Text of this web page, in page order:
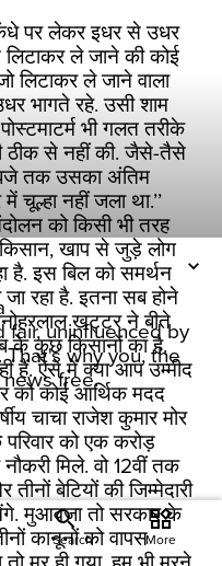
uninfluenced by
why you, the
free.
पर लेकर इधर से उधर
लिटाकर ले जाने की कोई
लिटाकर ले जाने वाला
भागते रहे. उसी शाम
भी गलत तरीके
ठीक से नहीं की. जैसे-तैसे
तक उसका अंतिम
चूल्हा नहीं जला था.’’
को किसी भी तरह
किसान, खाप से जुड़े लोग
है. इस बिल को समर्थन
रहा है. इतना सब होने
खट्टर ने बीते
के कुछ किसानों का है.
हैं. ऐसे में क्या आप उम्मीद
को कोई आर्थिक मदद
चाचा राजेश कुमार मोर
को एक करोड़
मिले. वो 12वीं तक
बेटियों की जिम्मेदारी
मुआवजा तो सरकार के
कानूनों को वापस
Search
widgets
More